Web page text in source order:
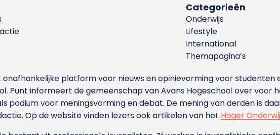
Categorieën
Onderwijs
Lifestyle
International
Themapagina’s
onafhankelijke platform voor nieuws en opinievorming voor studenten
Punt informeert de gemeenschap van Avans Hogeschool over voor
podium voor meningsvorming en debat. De mening van derden is
Op de website vinden lezers ook artikelen van het Hoger